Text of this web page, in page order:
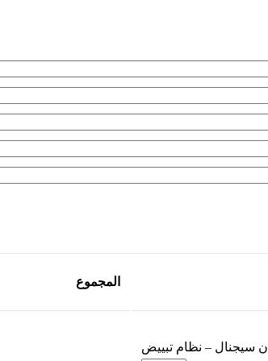
المجموع
سيجنال – نظام تبييض